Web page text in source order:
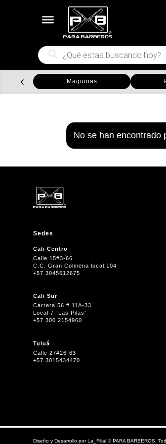
Búsqueda
de
productos
Maquinas
No se han encontrado
Sedes
Cali Centro
Calle 15#3-66
C.C. Gran Colmena local 104
+57 3045612675
Cali Sur
Carrera 56 # 11A-33
Local 7 “Las Pilas”
+57 300 2154960
Tuluá
Calle 27#26-63
+57 3015434470
Diseño y Desarrollo porLa_Filial ©PARA BARBEROS.